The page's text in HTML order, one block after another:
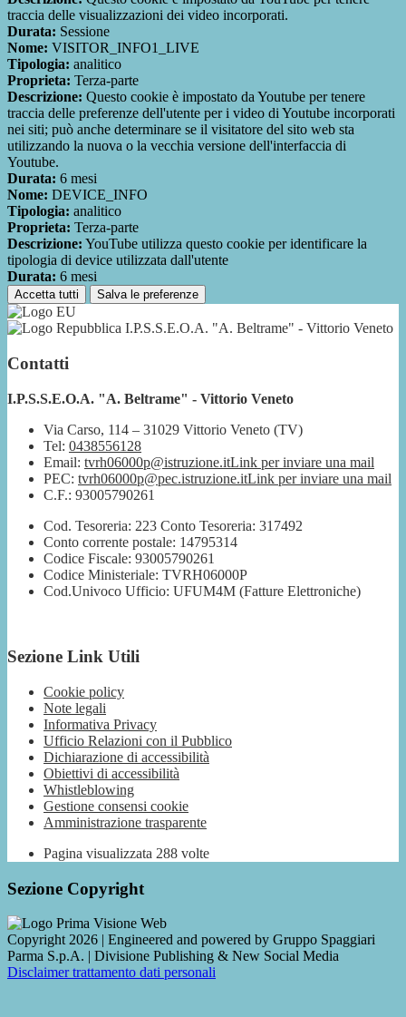
traccia delle visualizzazioni dei video incorporati.
Durata: Sessione
Nome: VISITOR_INFO1_LIVE
Tipologia: analitico
Proprieta: Terza-parte
Descrizione: Questo cookie è impostato da Youtube per tenere
traccia delle preferenze dell'utente per i video di Youtube incorporati
nei siti; può anche determinare se il visitatore del sito web sta
utilizzando la nuova o la vecchia versione dell'interfaccia di
Youtube.
Durata: 6 mesi
Nome: DEVICE_INFO
Tipologia: analitico
Proprieta: Terza-parte
Descrizione: YouTube utilizza questo cookie per identificare la
tipologia di device utilizzata dall'utente
Durata: 6 mesi
Accetta tutti Salva le preferenze
I.P.S.S.E.O.A. "A. Beltrame" - Vittorio Veneto
Contatti
I.P.S.S.E.O.A. "A. Beltrame" - Vittorio Veneto
Via Carso, 114 – 31029 Vittorio Veneto (TV)
Tel: 0438556128
Email: tvrh06000p@istruzione.itLink per inviare una mail
PEC: tvrh06000p@pec.istruzione.itLink per inviare una mail
C.F.: 93005790261
Cod. Tesoreria: 223 Conto Tesoreria: 317492
Conto corrente postale: 14795314
Codice Fiscale: 93005790261
Codice Ministeriale: TVRH06000P
Cod.Univoco Ufficio: UFUM4M (Fatture Elettroniche)
Sezione Link Utili
Cookie policy
Note legali
Informativa Privacy
Ufficio Relazioni con il Pubblico
Dichiarazione di accessibilità
Obiettivi di accessibilità
Whistleblowing
Gestione consensi cookie
Amministrazione trasparente
Pagina visualizzata 288 volte
Sezione Copyright
Copyright 2026 | Engineered and powered by Gruppo Spaggiari
Parma S.p.A. | Divisione Publishing & New Social Media
Disclaimer trattamento dati personali